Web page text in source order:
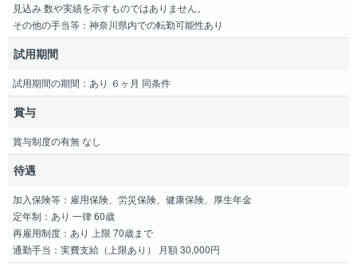
見込み 数や実績を示すものではありません。
その他の手当等：神奈川県内での転勤可能性あり
試用期間
試用期間の期間：あり ６ヶ月 同条件
賞与
賞与制度の有無 なし
待遇
加入保険等：雇用保険、労災保険、健康保険、厚生年金
定年制：あり 一律 60歳
再雇用制度：あり 上限 70歳まで
通勤手当：実費支給（上限あり） 月額 30,000円